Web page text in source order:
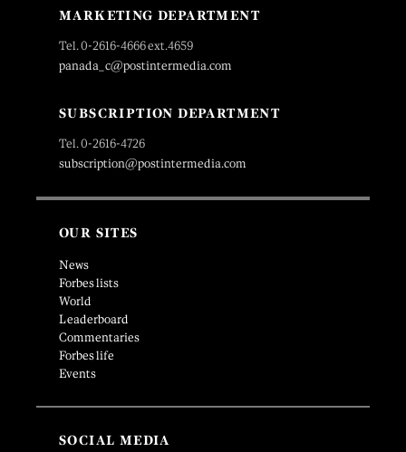
MARKETING DEPARTMENT
Tel. 0-2616-4666 ext.4659
panada_c@postintermedia.com
SUBSCRIPTION DEPARTMENT
Tel. 0-2616-4726
subscription@postintermedia.com
OUR SITES
News
Forbes lists
World
Leaderboard
Commentaries
Forbes life
Events
SOCIAL MEDIA